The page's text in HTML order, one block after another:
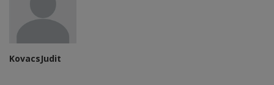
KovacsJudit